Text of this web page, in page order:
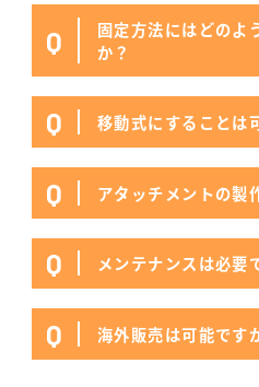
Q
固定方法にはどのよ
か？
Q 移動式にすることは
Q アタッチメントの製
Q メンテナンスは必要
Q 海外販売は可能です